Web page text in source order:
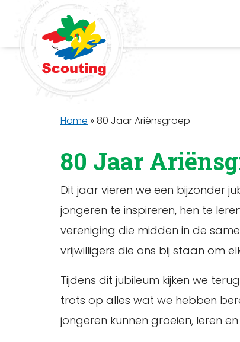
Home » 80 Jaar Ariënsgroep
80 Jaar
Dit jaar vieren we een bijzonder
jongeren te inspireren, hen te
vereniging die midden in de
vrijwilligers die ons bij staan om
Tijdens dit jubileum kijken we
trots op alles wat we hebben
jongeren kunnen groeien, leren